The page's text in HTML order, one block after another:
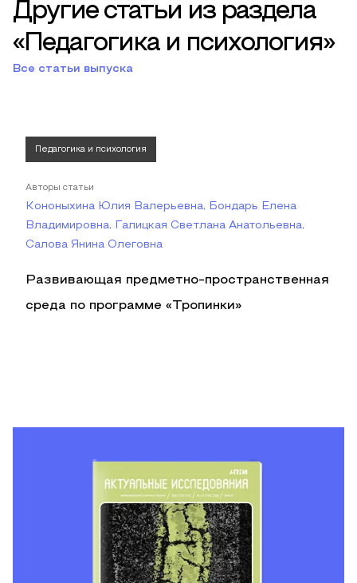
Другие статьи из раздела
«Педагогика и психология»
Все статьи выпуска
Педагогика и психология
Авторы статьи
Кононыхина Юлия Валерьевна, Бондарь Елена
Владимировна, Галицкая Светлана Анатольевна,
Салова Янина Олеговна
Развивающая предметно-пространственная
среда по программе «Тропинки»